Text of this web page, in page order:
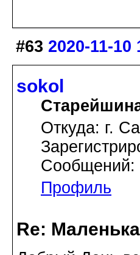
#63 2020-11-10
sokol
Откуда: г.
Сообщений:
Профиль
Re: